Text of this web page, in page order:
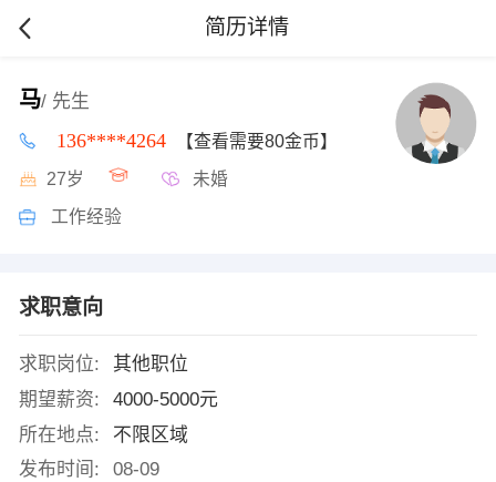
简历详情
马/ 先生
136****4264 【查看需要80金币】
27岁 未婚
工作经验
求职意向
求职岗位:
其他职位
期望薪资:
4000-5000元
所在地点:
不限区域
发布时间:
08-09